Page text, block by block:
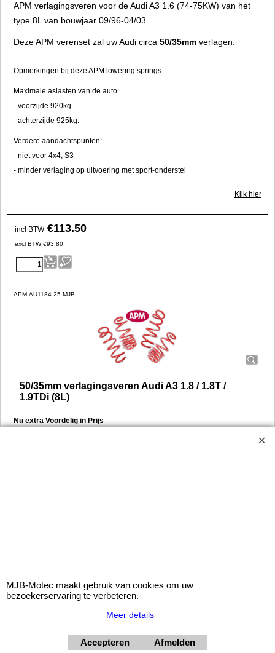
APM verlagingsveren voor de Audi A3 1.6 (74-75KW) van het
type 8L van bouwjaar 09/96-04/03.
Deze APM verenset zal uw Audi circa 50/35mm verlagen.
Opmerkingen bij deze APM lowering springs.
Maximale aslasten van de auto:
- voorzijde 920kg.
- achterzijde 925kg.
Verdere aandachtspunten:
- niet voor 4x4, S3
- minder verlaging op uitvoering met sport-onderstel
Klik hier
incl BTW €113.50
excl BTW €93.80
APM-AU1184-25-MJB
50/35mm verlagingsveren Audi A3 1.8 / 1.8T /
1.9TDi (8L)
Nu extra Voordelig in Prijs
- voorzijde 1020kg.
MJB-Motec maakt gebruik van cookies om uw
bezoekerservaring te verbeteren.
Meer details
Accepteren Afmelden